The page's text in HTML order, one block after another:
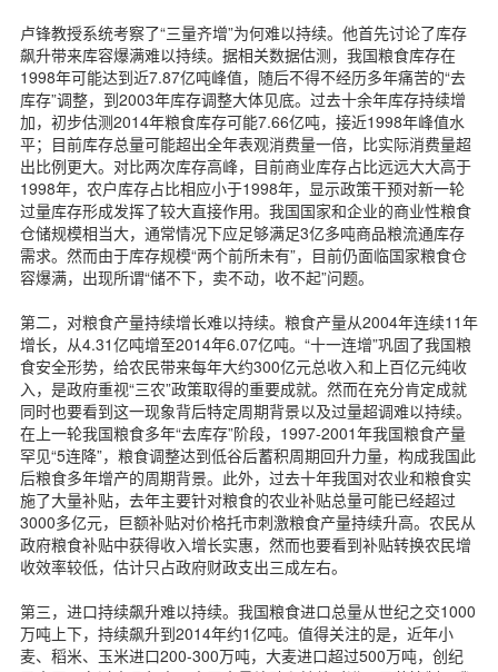
卢锋教授系统考察了“三量齐增”为何难以持续。他首先讨论了库存
飙升带来库容爆满难以持续。据相关数据估测，我国粮食库存在
1998年可能达到近7.87亿吨峰值，随后不得不经历多年痛苦的“去
库存”调整，到2003年库存调整大体见底。过去十余年库存持续增
加，初步估测2014年粮食库存可能7.66亿吨，接近1998年峰值水
平；目前库存总量可能超出全年表观消费量一倍，比实际消费量超
出比例更大。对比两次库存高峰，目前商业库存占比远远大大高于
1998年，农户库存占比相应小于1998年，显示政策干预对新一轮
过量库存形成发挥了较大直接作用。我国国家和企业的商业性粮食
仓储规模相当大，通常情况下应足够满足3亿多吨商品粮流通库存
需求。然而由于库存规模“两个前所未有”，目前仍面临国家粮食仓
容爆满，出现所谓“储不下，卖不动，收不起”问题。
第二，对粮食产量持续增长难以持续。粮食产量从2004年连续11年
增长，从4.31亿吨增至2014年6.07亿吨。“十一连增”巩固了我国粮
食安全形势，给农民带来每年大约300亿元总收入和上百亿元纯收
入，是政府重视“三农”政策取得的重要成就。然而在充分肯定成就
同时也要看到这一现象背后特定周期背景以及过量超调难以持续。
在上一轮我国粮食多年“去库存”阶段，1997-2001年我国粮食产量
罕见“5连降”，粮食调整达到低谷后蓄积周期回升力量，构成我国此
后粮食多年增产的周期背景。此外，过去十年我国对农业和粮食实
施了大量补贴，去年主要针对粮食的农业补贴总量可能已经超过
3000多亿元，巨额补贴对价格托市刺激粮食产量持续升高。农民从
政府粮食补贴中获得收入增长实惠，然而也要看到补贴转换农民增
收效率较低，估计只占政府财政支出三成左右。
第三，进口持续飙升难以持续。我国粮食进口总量从世纪之交1000
万吨上下，持续飙升到2014年约1亿吨。值得关注的是，近年小
麦、稻米、玉米进口200-300万吨，大麦进口超过500万吨，创纪